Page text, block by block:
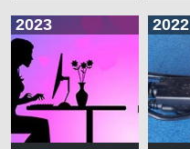
2023 2022